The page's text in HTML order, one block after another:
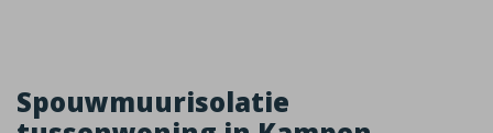
Spouwmuurisolatie